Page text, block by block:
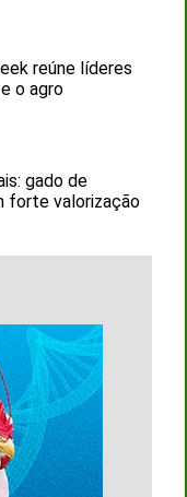
reúne líderes
o agro
gado de
forte valorização